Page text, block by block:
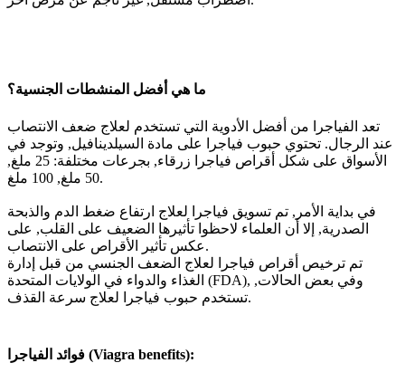
ما هي أفضل المنشطات الجنسية؟
تعد الفياجرا من أفضل الأدوية التي تستخدم لعلاج ضعف الانتصاب
عند الرجال. تحتوي حبوب فياجرا على مادة السيلدينافيل, وتوجد في
الأسواق على شكل أقراص فياجرا زرقاء, بجرعات مختلفة: 25 ملغ,
50 ملغ, 100 ملغ.
في بداية الأمر, تم تسويق فياجرا لعلاج ارتفاع ضغط الدم والذبحة
الصدرية, إلا أن العلماء لاحظوا تأثيرها الضعيف على القلب, على
عكس تأثير الأقراص على الانتصاب.
تم ترخيص أقراص فياجرا لعلاج الضعف الجنسي من قبل إدارة
الغذاء والدواء في الولايات المتحدة (FDA), وفي بعض الحالات,
تستخدم حبوب فياجرا لعلاج سرعة القذف.
فوائد الفياجرا (Viagra benefits):